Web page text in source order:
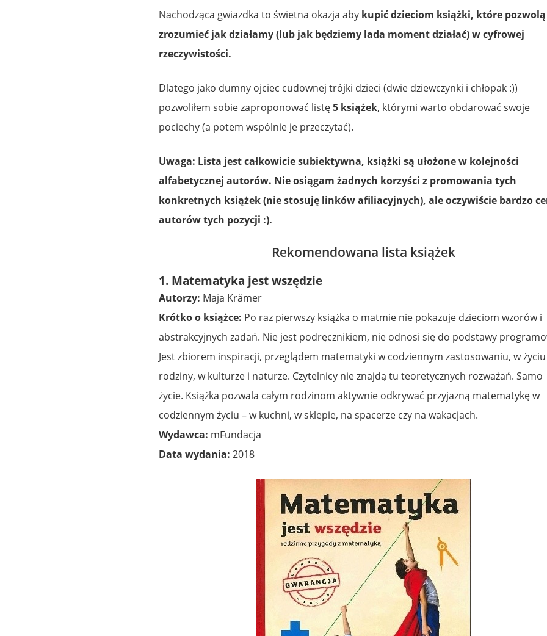
Nachodząca gwiazdka to świetna okazja aby kupić dzieciom książki, które
zrozumieć jak działamy (lub jak będziemy lada moment działać) w cyfrowej
rzeczywistości.
Dlatego jako dumny ojciec cudownej trójki dzieci (dwie dziewczynki i chłopak :))
pozwoliłem sobie zaproponować listę5 książek, którymi warto obdarować swoje
pociechy (a potem wspólnie je przeczytać).
Uwaga: Lista jest całkowicie subiektywna, książki są ułożone w kolejności
alfabetycznej autorów. Nie osiągam żadnych korzyści z promowania tych
konkretnych książek (nie stosuję linków afiliacyjnych), ale oczywiście bardzo
autorów tych pozycji :).
Rekomendowana lista książek
1. Matematyka jest wszędzie
Autorzy: Maja Krämer
Krótko o książce: Po raz pierwszy książka o matmie nie pokazuje dzieciom wzorów i
abstrakcyjnych zadań. Nie jest podręcznikiem, nie odnosi się do podstawy
Jest zbiorem inspiracji, przeglądem matematyki w codziennym zastosowaniu, w życiu
rodziny, w kulturze i naturze. Czytelnicy nie znajdą tu teoretycznych rozważań. Samo
życie. Książka pozwala całym rodzinom aktywnie odkrywać przyjazną matematykę w
codziennym życiu – w kuchni, w sklepie, na spacerze czy na wakacjach.
Wydawca: mFundacja
Data wydania: 2018